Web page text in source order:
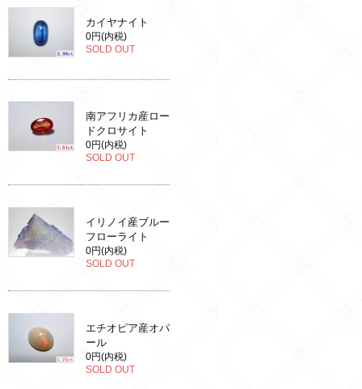
カイヤナイト
0円(内税)
SOLD OUT
南アフリカ産ロー
ドクロサイト
0円(内税)
SOLD OUT
イリノイ産ブルー
フローライト
0円(内税)
SOLD OUT
エチオピア産オパ
ール
0円(内税)
SOLD OUT